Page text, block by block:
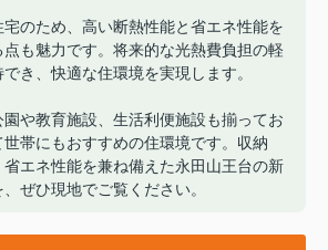
のため、高い断熱性能と省エネ性能を
点も魅力です。将来的な光熱費負担の軽
き、快適な住環境を実現します。
園や教育施設、生活利便施設も揃ってお
世帯にもおすすめの住環境です。収納
省エネ性能を兼ね備えた永田山王台の新
ぜひ現地でご覧ください。